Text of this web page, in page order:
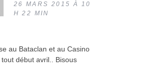
26 MARS 2015 À 10
H 22 MIN
au Bataclan et au Casino
début avril.. Bisous